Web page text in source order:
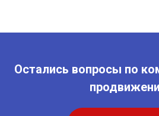
Остались вопросы по